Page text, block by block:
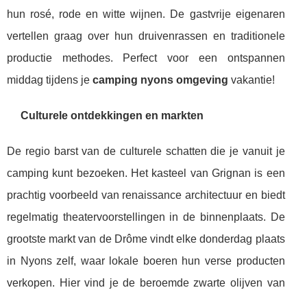
hun rosé, rode en witte wijnen. De gastvrije eigenaren
vertellen graag over hun druivenrassen en traditionele
productie methodes. Perfect voor een ontspannen
middag tijdens je camping nyons omgeving vakantie!
Culturele ontdekkingen en markten
De regio barst van de culturele schatten die je vanuit je
camping kunt bezoeken. Het kasteel van Grignan is een
prachtig voorbeeld van renaissance architectuur en biedt
regelmatig theatervoorstellingen in de binnenplaats. De
grootste markt van de Drôme vindt elke donderdag plaats
in Nyons zelf, waar lokale boeren hun verse producten
verkopen. Hier vind je de beroemde zwarte olijven van